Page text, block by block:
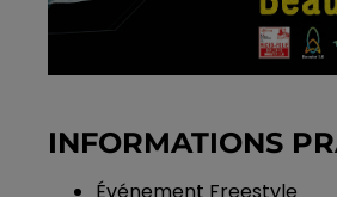
INFORMATIONS